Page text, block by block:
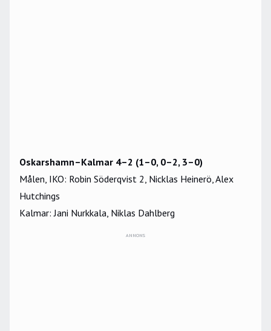
Oskarshamn–Kalmar 4–2 (1–0, 0–2, 3–0)
Målen, IKO: Robin Söderqvist 2, Nicklas Heinerö, Alex
Hutchings
Kalmar: Jani Nurkkala, Niklas Dahlberg
ANNONS